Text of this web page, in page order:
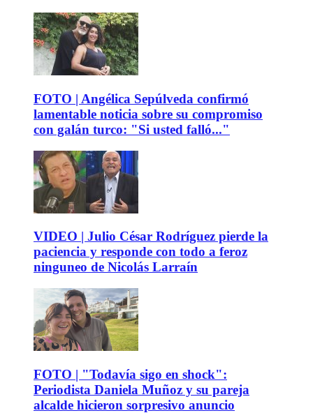
FOTO | Angélica Sepúlveda confirmó
lamentable noticia sobre su compromiso
con galán turco: "Si usted falló..."
VIDEO | Julio César Rodríguez pierde la
paciencia y responde con todo a feroz
ninguneo de Nicolás Larraín
FOTO | "Todavía sigo en shock":
Periodista Daniela Muñoz y su pareja
alcalde hicieron sorpresivo anuncio